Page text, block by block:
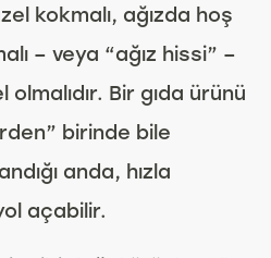
kokmalı, ağızda hoş
– veya “ağız hissi” –
Bir gıda ürünü
birinde bile
anda, hızla
açabilir.